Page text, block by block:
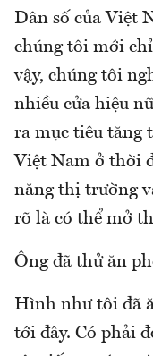
Dân số của Việt
chúng tôi mới
vậy, chúng tôi
nhiều cửa hiệu
ra mục tiêu tăng
Việt Nam ở thời
năng thị trường
rõ là có thể mở
Ông đã thử ăn
Hình như tôi đã
tới đây. Có phải